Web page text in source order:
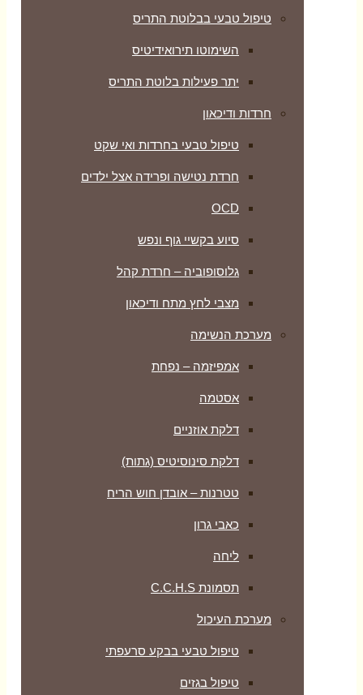
טיפול טבעי בבלוטת התריס
השימוטו תירואידיטיס
יתר פעילות בלוטת התריס
חרדות ודיכאון
טיפול טבעי בחרדות ואי שקט
חרדת נטישה ופרידה אצל ילדים
OCD
סיוע בקשיי גוף ונפש
גלוסופוביה – חרדת קהל
מצבי לחץ מתח ודיכאון
מערכת הנשימה
אמפיזמה – נפחת
אסטמה
דלקת אוזניים
דלקת סינוסיטיס (גתות)
טטרנות – אובדן חוש הריח
כאבי גרון
ליחה
תסמונת C.C.H.S
מערכת העיכול
טיפול טבעי בבקע סרעפתי
טיפול בגזים